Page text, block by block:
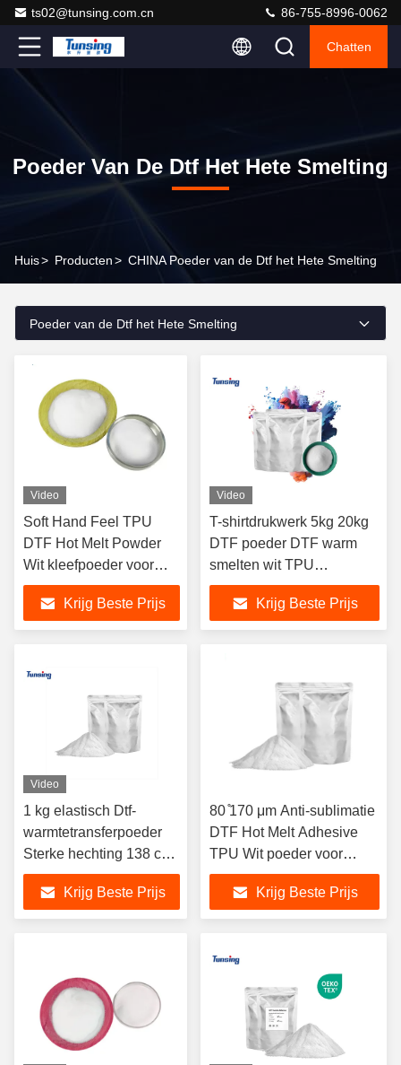
ts02@tunsing.com.cn 86-755-8996-0062
Chatten
Poeder Van De Dtf Het Hete Smelting
Huis> Producten> CHINA Poeder van de Dtf het Hete Smelting
Poeder van de Dtf het Hete Smelting
Video
Soft Hand Feel TPU
DTF Hot Melt Powder
Wit kleefpoeder voor
DTF Witte inkt
Warmtetransfer op T-
shirts
Krijg Beste Prijs
Video
T-shirtdrukwerk 5kg 20kg
DTF poeder DTF warm
smelten wit TPU
lijmpoeder
Krijg Beste Prijs
Video
1 kg elastisch Dtf-
warmtetransferpoeder
Sterke hechting 138 cm
Breedte voor drukwerk
Krijg Beste Prijs
80 ̊170 μm Anti-sublimatie
DTF Hot Melt Adhesive
TPU Wit poeder voor
warmteoverdruk
Krijg Beste Prijs